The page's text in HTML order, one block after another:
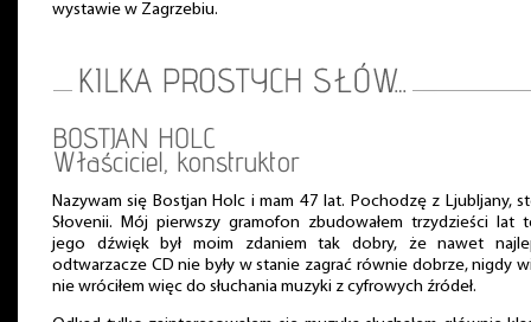
wystawie w Zagrzebiu.
BOSTJAN HOLC
Właściciel, konstruktor
Nazywam się Bostjan Holc i mam 47 lat. Pochodzę z Ljubljany,
Słovenii. Mój pierwszy gramofon zbudowałem trzydzieści lat
jego dźwięk był moim zdaniem tak dobry, że nawet
odtwarzacze CD nie były w stanie zagrać równie dobrze, nigdy
nie wróciłem więc do słuchania muzyki z cyfrowych źródeł.